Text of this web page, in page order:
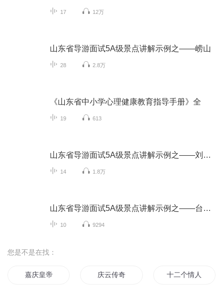
17 12万
山东省导游面试5A级景点讲解示例之——崂山
28 2.8万
《山东省中小学心理健康教育指导手册》全
19 613
山东省导游面试5A级景点讲解示例之——刘公岛
14 1.8万
山东省导游面试5A级景点讲解示例之——台儿庄
10 9294
您是不是在找：
嘉庆皇帝 庆云传奇 十二个情人节